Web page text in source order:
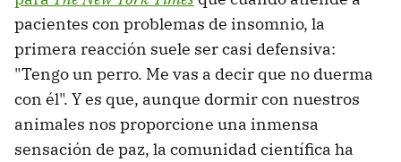
pacientes con problemas de insomnio, la
primera reacción suele ser casi defensiva:
"Tengo un perro. Me vas a decir que no duerma
con él". Y es que, aunque dormir con nuestros
animales nos proporcione una inmensa
sensación de paz, la comunidad científica ha